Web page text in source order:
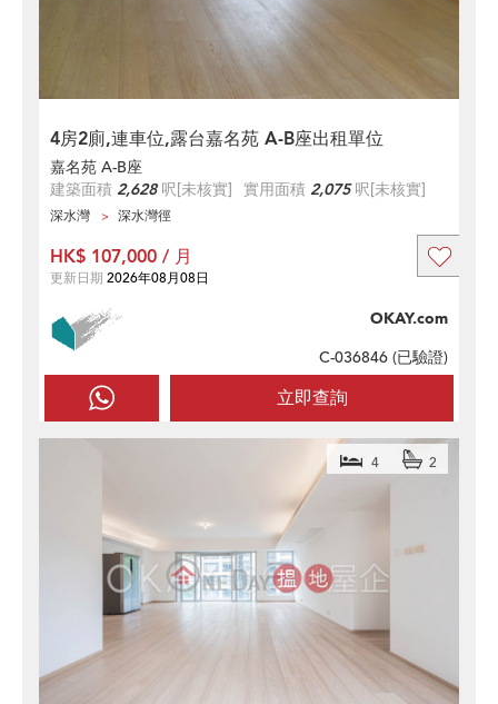
4房2廁,連車位,露台嘉名苑 A-B座出租單位
嘉名苑 A-B座
建築面積 2,628呎[未核實] 實用面積 2,075呎[未核實]
深水灣 深水灣徑
立即查詢
OKAY.com
C-036846 (已驗證)
HK$ 107,000 / 月
更新日期 2026年08月08日
4 2